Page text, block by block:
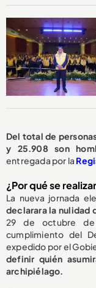
Del total de
y 25.908 son
entregada por la
¿Por qué se
La nueva jornada
declarara la nulidad
29 de octubre
cumplimiento del
expedido por el
definir quién
archipiélago.